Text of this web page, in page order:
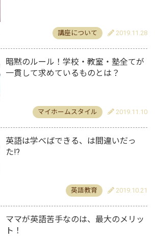
講座について 2019.11.28
暗黙のルール！学校・教室・塾全てが
一貫して求めているものとは？
マイホームスタイル 2019.11.10
英語は学べばできる、は間違いだっ
た⁉︎
英語教育 2019.10.21
ママが英語苦手なのは、最大のメリッ
ト！